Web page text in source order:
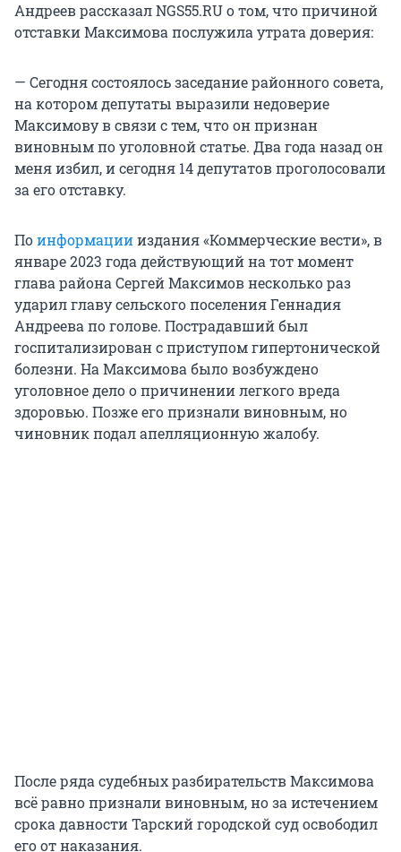
Андреев рассказал NGS55.RU о том, что причиной
отставки Максимова послужила утрата доверия:
— Сегодня состоялось заседание районного совета,
на котором депутаты выразили недоверие
Максимову в связи с тем, что он признан
виновным по уголовной статье. Два года назад он
меня избил, и сегодня 14 депутатов проголосовали
за его отставку.
Поинформациииздания «Коммерческие вести», в
январе 2023 года действующий на тот момент
глава района Сергей Максимов несколько раз
ударил главу сельского поселения Геннадия
Андреева по голове. Пострадавший был
госпитализирован с приступом гипертонической
болезни. На Максимова было возбуждено
уголовное дело о причинении легкого вреда
здоровью. Позже его признали виновным, но
чиновник подал апелляционную жалобу.
После ряда судебных разбирательств Максимова
всё равно признали виновным, но за истечением
срока давности Тарский городской суд освободил
его от наказания.